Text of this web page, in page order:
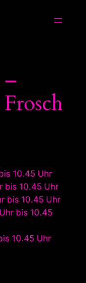
10.45 Uhr
bis 10.45 Uhr
bis 10.45 Uhr
bis 10.45
10.45 Uhr